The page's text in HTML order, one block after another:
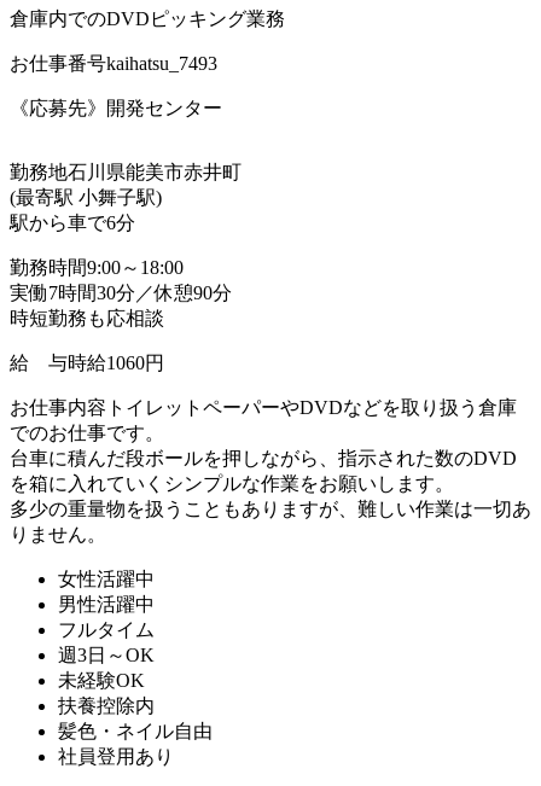
倉庫内でのDVDピッキング業務
お仕事番号kaihatsu_7493
《応募先》開発センター
勤務地石川県能美市赤井町
(最寄駅 小舞子駅)
駅から車で6分
勤務時間9:00～18:00
実働7時間30分／休憩90分
時短勤務も応相談
給 与時給1060円
お仕事内容 トイレットペーパーやDVDなどを取り扱う倉庫
でのお仕事です。
台車に積んだ段ボールを押しながら、指示された数のDVD
を箱に入れていくシンプルな作業をお願いします。
多少の重量物を扱うこともありますが、難しい作業は一切あ
りません。
女性活躍中
男性活躍中
フルタイム
週3日～OK
未経験OK
扶養控除内
髪色・ネイル自由
社員登用あり